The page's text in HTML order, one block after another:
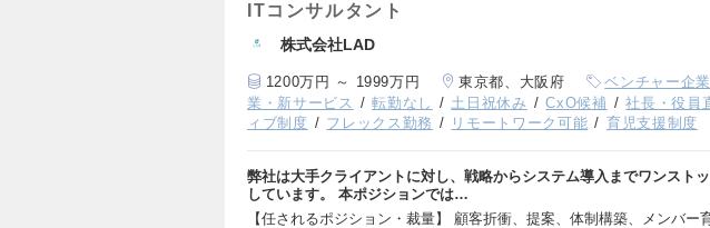
ITコンサルタント
株式会社LAD
1200万円 ～ 1999万円 東京都、大阪府 ベンチャー企業
業・新サービス
転勤なし 土日祝休み CxO候補 社長・役員
ィブ制度
フレックス勤務 リモートワーク可能 育児支援制度
弊社は大手クライアントに対し、戦略からシステム導入までワンスト
しています。 本ポジションでは…
【任されるポジション・裁量】 顧客折衝、提案、体制構築、メンバー